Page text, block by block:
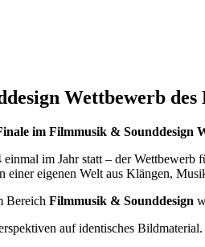
Wettbewerb
im Filmmusik & Sounddesign
im Jahr statt – der
einer eigenen Welt aus Klängen,
Bereich Filmmusik & Sounddesign
auf identisches Bildmaterial.